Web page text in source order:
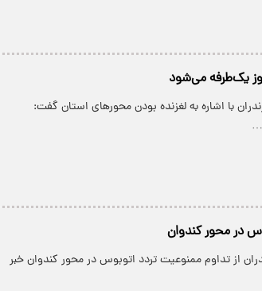
یک‌طرفه می‌شود
با اشاره به لغزنده بودن محور‌های استان گفت:
در محور کندوان
از تداوم ممنوعیت تردد اتوبوس در محور کندوان خبر